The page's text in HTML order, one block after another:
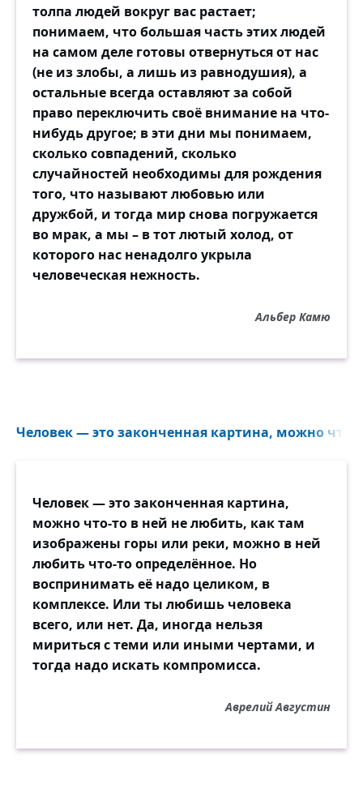
Падает снег, падает снег,
По стёклам шуршит узорным.
А сквозь метель идёт человек,
И снег ему кажется чёрным...
И если встретишь его в пути,
Пусть вздрогнет в душе звонок,
Рванись к нему сквозь людской поток.
Останови! Подойди!
толпа людей вокруг вас растает;
понимаем, что большая часть этих людей
на самом деле готовы отвернуться от нас
(не из злобы, а лишь из равнодушия), а
остальные всегда оставляют за собой
право переключить своё внимание на что-
нибудь другое; в эти дни мы понимаем,
сколько совпадений, сколько
случайностей необходимы для рождения
того, что называют любовью или
дружбой, и тогда мир снова погружается
во мрак, а мы – в тот лютый холод, от
которого нас ненадолго укрыла
человеческая нежность.
Альбер Камю
Человек — это законченная картина, можно что-
Человек — это законченная картина,
можно что-то в ней не любить, как там
изображены горы или реки, можно в ней
любить что-то определённое. Но
воспринимать её надо целиком, в
комплексе. Или ты любишь человека
всего, или нет. Да, иногда нельзя
мириться с теми или иными чертами, и
тогда надо искать компромисса.
Аврелий Августин